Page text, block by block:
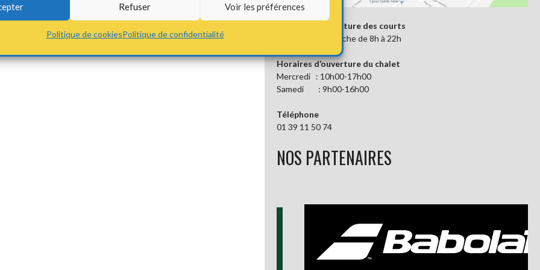
Refuser Voir les préférences
Politique de cookiesPolitique de confidentialité
Horaires d’ouverture des courts
Du lundi au dimanche de 8h à 22h
Horaires d’ouverture du chalet
Mercredi : 10h00-17h00
Samedi : 9h00-16h00
Téléphone
01 39 11 50 74
NOS PARTENAIRES